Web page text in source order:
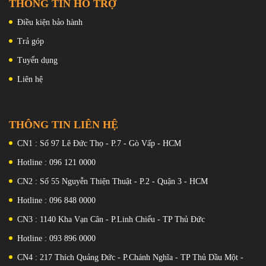
tham quan mua sắm.
THÔNG TIN HỖ TRỢ
Điều kiện bảo hành
Trả góp
Tuyển dụng
Liên hệ
THÔNG TIN LIÊN HỆ
CN1 : Số 97 Lê Đức Thọ - P.7 - Gò Vấp - HCM
Hotline : 096 121 0000
CN2 : Số 55 Nguyễn Thiện Thuật - P.2 - Quận 3 - HCM
Hotline : 096 848 0000
CN3 : 1140 Kha Vạn Cân - P.Linh Chiểu - TP Thủ Đức
Hotline : 093 896 0000
CN4 : 217 Thích Quảng Đức - P.Chánh Nghĩa - TP Thủ Dầu Một -